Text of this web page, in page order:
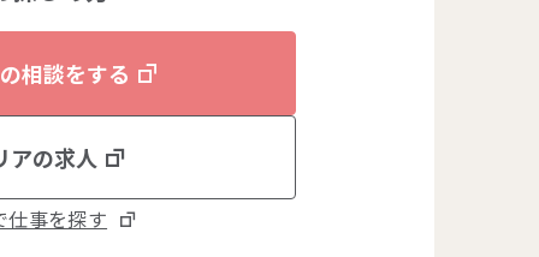
相談をする
アの求人
仕事を探す